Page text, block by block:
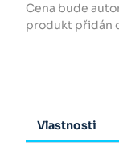
Cena bude
produkt přidán
Vlastnosti